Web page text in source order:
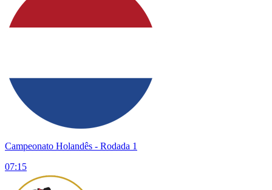
Campeonato Holandês - Rodada 1
07:15